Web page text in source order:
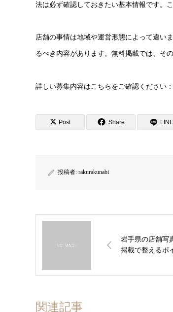
法は必ず確認しておきたい基本情報です。
店舗の事情は地域や運営形態によって違い
るべき内容があります。無料掲載では、そ
詳しい募集内容はこちらをご確認ください：
Post Share LINE
投稿者: rakurakunabi
岩手県の店舗写
掲載で整えるポ
関連記事